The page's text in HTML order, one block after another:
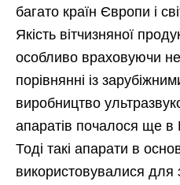
багато країн Європи і
Якість вітчизняної
особливо враховуючи
порівнянні із
виробництво
апаратів почалося ще в
Тоді такі апарати в
використовувалися для